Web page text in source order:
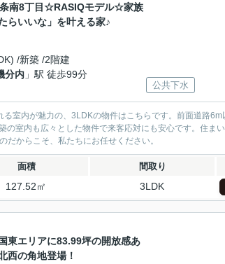
南8丁目☆RASIQモデル☆家族
らいいな」を叶える家♪
/新築 /2階建
分内 」駅 徒歩99分
公共下水
室内が魅力の、3LDKの物件はこちらです。前面道路
の室内も広々とした物件で来客応対にも安心です。住ま
からこそ、私たちにお任せください。
面積 間取り
127.52㎡ 3LDK
東エリアに83.99坪の開放感あ
西の角地登場！